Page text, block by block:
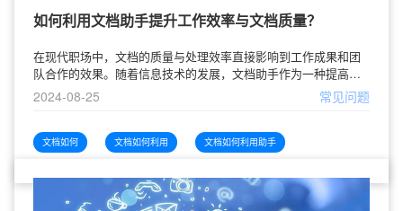
如何利用文档助手提升工作效率与文档质量？
在现代职场中，文档的质量与处理效率直接影响到工作成果和团
队合作的效果。随着信息技术的发展，文档助手作为一种提高文
档管理和编辑效率的工具，越来越受到企业和个人的青睐。本文
将探讨如何利用文档助手来提升工作
2024-08-25 常见问题
文档如何 文档如何利用 文档如何利用助手